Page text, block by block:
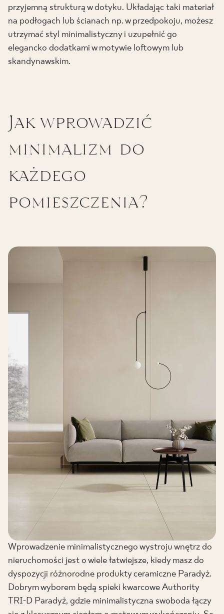
przyjemną strukturą w dotyku. Układając taki materiał
na podłogach lub ścianach np. w przedpokoju, możesz
utrzymać styl minimalistyczny i uzupełnić go
elegancko dodatkami w motywie loftowym lub
skandynawskim.
Jak wprowadzić
minimalizm do
każdego
pomieszczenia?
Wprowadzenie minimalistycznego wystroju wnętrz do
nieruchomości jest o wiele łatwiejsze, kiedy masz do
dyspozycji różnorodne produkty ceramiczne Paradyż.
Dobrym wyborem będą spieki kwarcowe Authority
TRI-D Paradyż, gdzie minimalistyczna swoboda łączy